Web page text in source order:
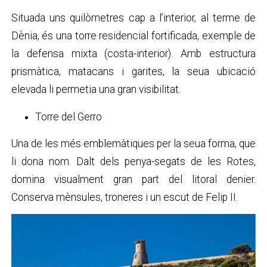
Situada uns quilòmetres cap a l’interior, al terme de
Dènia, és una torre residencial fortificada, exemple de
la defensa mixta (costa-interior). Amb estructura
prismàtica, matacans i garites, la seua ubicació
elevada li permetia una gran visibilitat.
Torre del Gerro
Una de les més emblemàtiques per la seua forma, que
li dona nom. Dalt dels penya-segats de les Rotes,
domina visualment gran part del litoral denier.
Conserva mènsules, troneres i un escut de Felip II.